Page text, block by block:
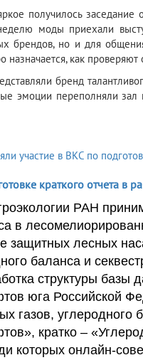
получилось
моды приехали
брендов, но и для
назначается, как
бренд
эмоции переполняли зал
краткого отчета в
РАН
в
защитных лесных
баланса и
структуры базы
юга Российской
газов, углеродного
кратко –
которых онлайн-